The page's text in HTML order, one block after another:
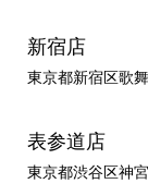
新宿店
東京都新宿区歌
表参道店
東京都渋谷区神